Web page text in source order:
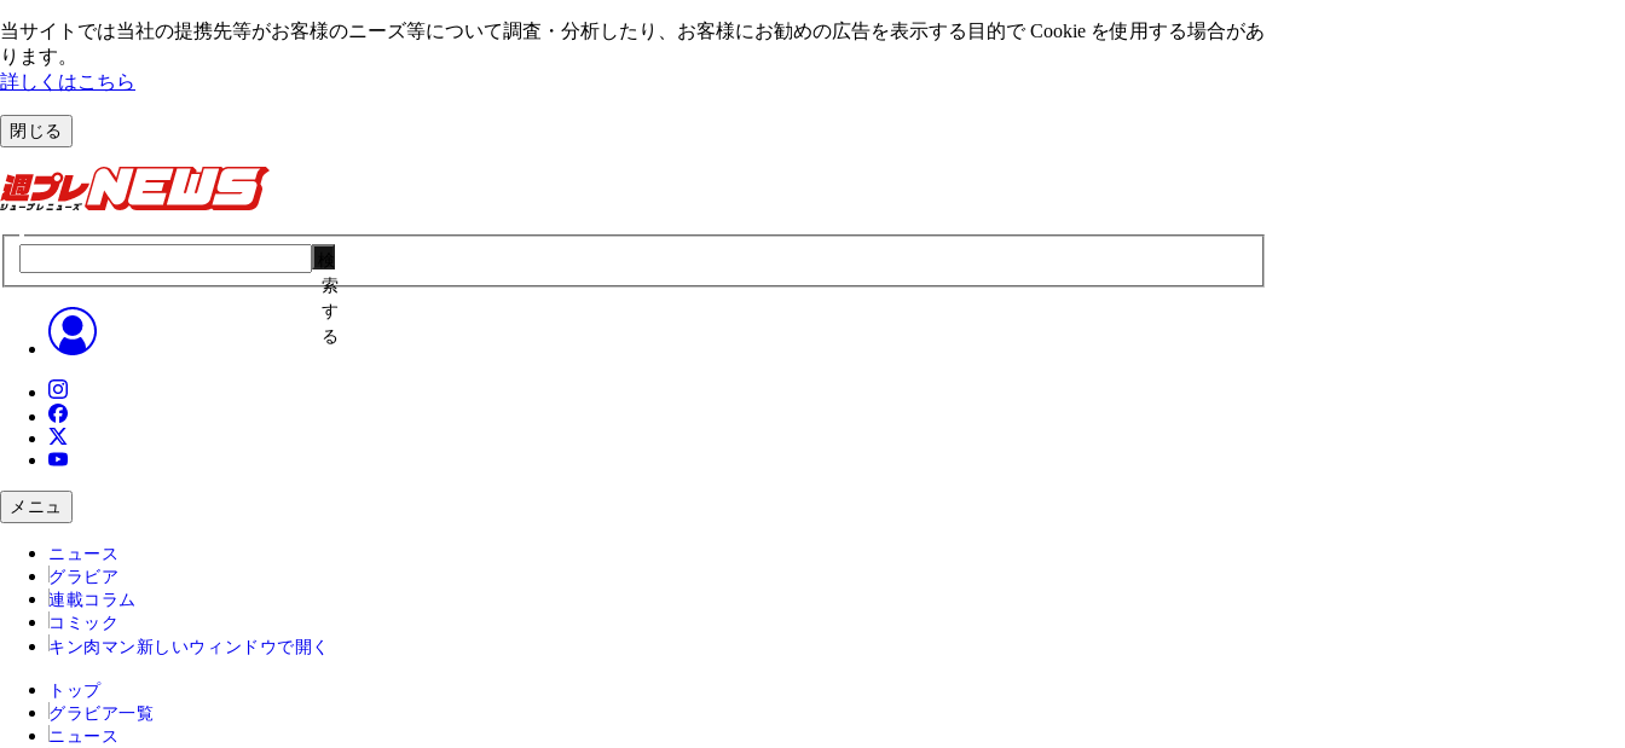
当サイトでは当社の提携先等がお客様のニーズ等について調査・分析したり、お客様にお勧めの広告を表⽰する⽬的で Cookie を使⽤する場合があ
ります。
詳しくはこちら
閉じる
索
す
る
メニュ
ニュース
グラビア
連載コラム
コミック
キン肉マン 新しいウィンドウで開く
トップ
グラビア一覧
ニュース